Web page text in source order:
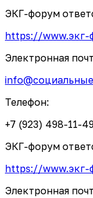
ЭКГ-форум
https://
Электронная
Телефон:
+7 (923) 498-11-
ЭКГ-форум
https://
Электронная